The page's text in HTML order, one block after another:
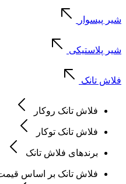
شیر پیسوار
شیر پلاستیکی
فلاش تانک
فلاش تانک روکار
فلاش تانک توکار
برندهای فلاش تانک
فلاش تانک بر اساس